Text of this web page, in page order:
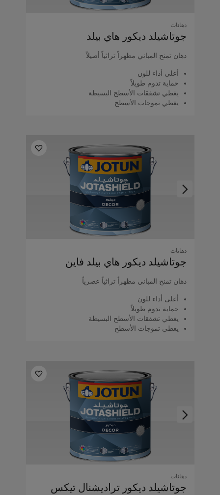
دهانات
جوتاشيلد ديكور هاي بيلد
دهان تمنح المباني مظهراً تراثياً أصيلاً
أعلى أداء للون
حماية تدوم طويلاً
يغطي تشققات الأسطح البسيطة
يغطي تموجات الأسطح
دهانات
جوتاشيلد ديكور هاي بيلد فاين
دهان تمنح المباني مظهراً تراثياً عصرياً
أعلى أداء للون
حماية تدوم طويلاً
يغطي تشققات الأسطح البسيطة
يغطي تموجات الأسطح
دهانات
جوتاشيلد ديكور تراديشنال تيكس